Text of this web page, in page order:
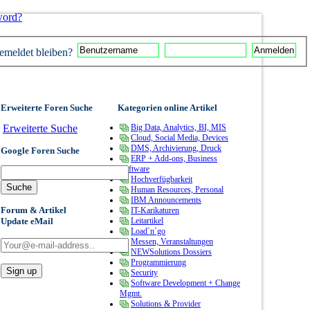
bleiben?
Erweiterte Foren Suche
Erweiterte Suche
Google Foren Suche
Forum & Artikel
Update eMail
Kategorien online Artikel
Big Data, Analytics, BI, MIS
Cloud, Social Media, Devices
DMS, Archivierung, Druck
ERP + Add-ons, Business
Software
Hochverfügbarkeit
Human Resources, Personal
IBM Announcements
IT-Karikaturen
Leitartikel
Load`n`go
Messen, Veranstaltungen
NEWSolutions Dossiers
Programmierung
Security
Software Development + Change
Mgmt.
Solutions & Provider